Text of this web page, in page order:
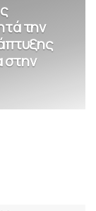
την
στην